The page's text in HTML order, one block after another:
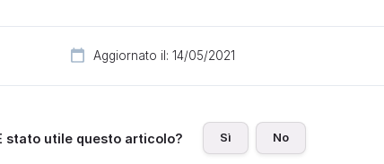
Aggiornato il: 14/05/2021
stato utile questo articolo? Sì No